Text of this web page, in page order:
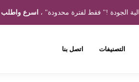
الجودة !" فقط لفترة محدودة" ، اسرع واطلب
التصنيفات اتصل بنا